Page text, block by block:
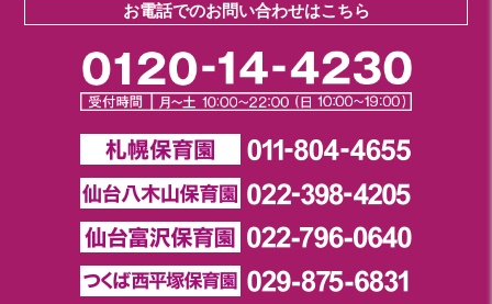
お電話でのお問い合わせはこちら